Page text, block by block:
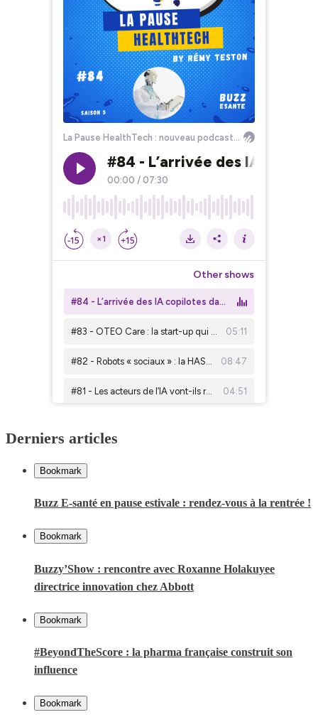
Derniers articles
Bookmark
Buzz E-santé en pause estivale : rendez-vous à la rentrée !
Bookmark
Buzzy’Show : rencontre avec Roxanne Holakuyee
directrice innovation chez Abbott
Bookmark
#BeyondTheScore : la pharma française construit son
influence
Bookmark